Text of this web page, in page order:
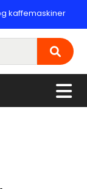
kaffemaskiner